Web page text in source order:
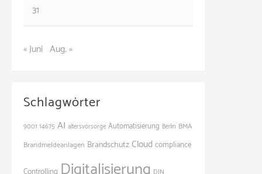
31
« Juni Aug. »
Schlagwörter
9001 14675 AI altersvorsorge Automatisierung Berlin BMA
Brandmeldeanlagen BrandschutzCloud compliance